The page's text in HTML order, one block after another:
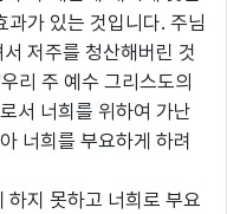
과가 있는 것입니다. 주님
저주를 청산해버린 것
리 주 예수 그리스도의
서 너희를 위하여 가난
너희를 부요하게 하려
하지 못하고 너희로 부요